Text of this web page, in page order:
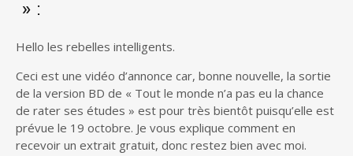
» :
Hello les rebelles intelligents.
Ceci est une vidéo d’annonce car, bonne nouvelle, la sortie
de la version BD de « Tout le monde n’a pas eu la chance
de rater ses études » est pour très bientôt puisqu’elle est
prévue le 19 octobre. Je vous explique comment en
recevoir un extrait gratuit, donc restez bien avec moi.